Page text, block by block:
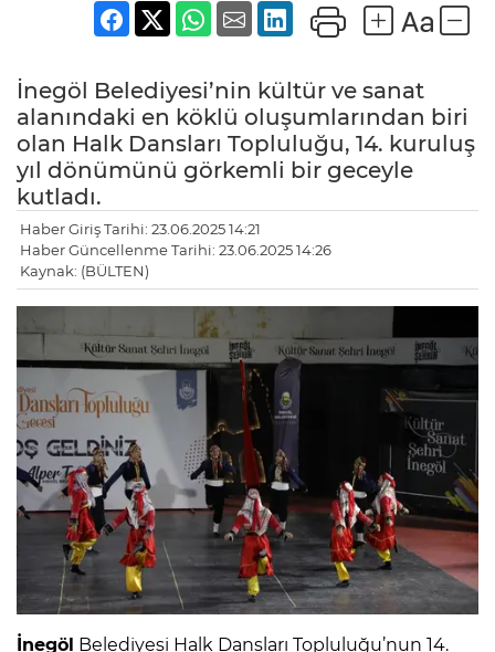
İnegöl Belediyesi’nin kültür ve sanat
alanındaki en köklü oluşumlarından biri
olan Halk Dansları Topluluğu, 14. kuruluş
yıl dönümünü görkemli bir geceyle
kutladı.
Haber Giriş Tarihi: 23.06.2025 14:21
Haber Güncellenme Tarihi: 23.06.2025 14:26
Kaynak: (BÜLTEN)
İnegöl Belediyesi Halk Dansları Topluluğu’nun 14.